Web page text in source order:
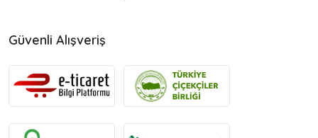
Güvenli Alışveriş